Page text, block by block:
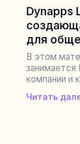
Dynapps
для
В этом
занимается
компании и
Читать